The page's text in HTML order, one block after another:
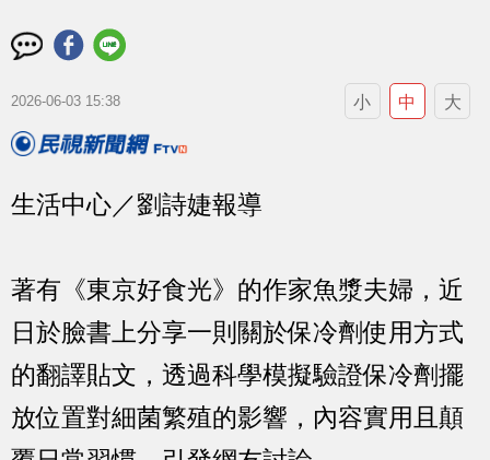
2026-06-03 15:38 小 中 大
生活中心／劉詩婕報導
著有《東京好食光》的作家魚漿夫婦，近
日於臉書上分享一則關於保冷劑使用方式
的翻譯貼文，透過科學模擬驗證保冷劑擺
放位置對細菌繁殖的影響，內容實用且顛